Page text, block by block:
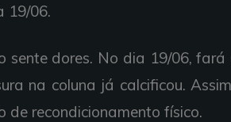
19/06.
sente dores. No dia 19/06,
na coluna já calcificou.
de recondicionamento físico.